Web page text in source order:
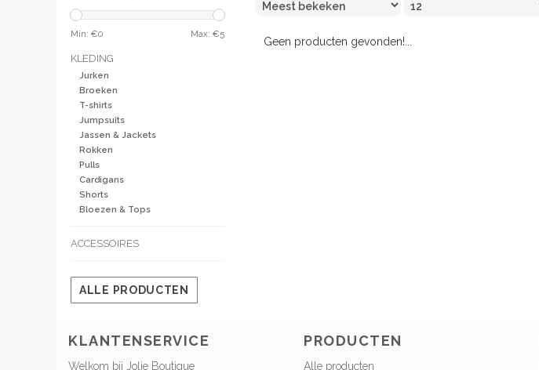
Min: €0 Max: €5
KLEDING
Jurken
Broeken
T-shirts
Jumpsuits
Jassen & Jackets
Rokken
Pulls
Cardigans
Shorts
Bloezen & Tops
ACCESSOIRES
ALLE PRODUCTEN
Geen producten gevonden!...
KLANTENSERVICE
Welkom bij Jolie Boutique
PRODUCTEN
Alle producten